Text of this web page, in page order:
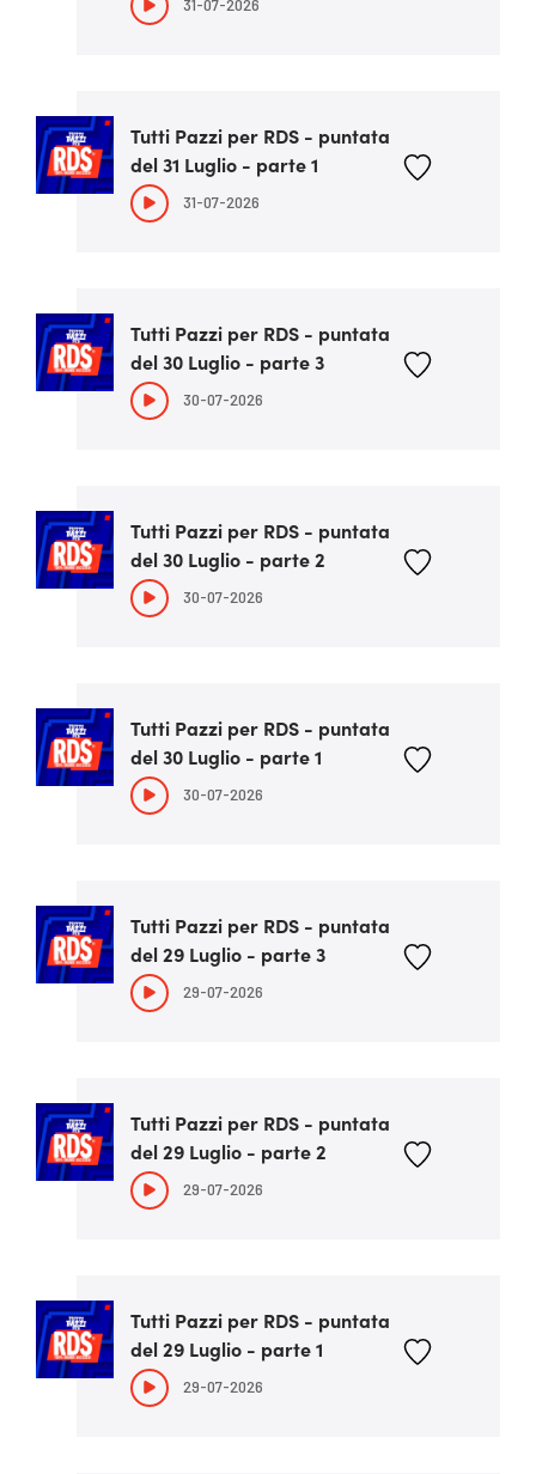
31-07-2026
Tutti Pazzi per RDS - puntata
del 31 Luglio - parte 1
31-07-2026
Tutti Pazzi per RDS - puntata
del 30 Luglio - parte 3
30-07-2026
Tutti Pazzi per RDS - puntata
del 30 Luglio - parte 2
30-07-2026
Tutti Pazzi per RDS - puntata
del 30 Luglio - parte 1
30-07-2026
Tutti Pazzi per RDS - puntata
del 29 Luglio - parte 3
29-07-2026
Tutti Pazzi per RDS - puntata
del 29 Luglio - parte 2
29-07-2026
Tutti Pazzi per RDS - puntata
del 29 Luglio - parte 1
29-07-2026